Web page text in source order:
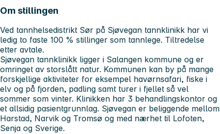
Om stillingen
Ved tannhelsedistrikt Sør på Sjøvegan tannklinikk har vi
ledig to faste 100 % stillinger som tannlege. Tiltredelse
etter avtale.
Sjøvegan tannklinikk ligger i Salangen kommune og er
omringet av storslått natur. Kommunen kan by på mange
forskjellige aktiviteter for eksempel havørnsafari, fiske i
elv og på fjorden, padling samt turer i fjellet så vel
sommer som vinter. Klinikken har 3 behandlingskontor og
et allsidig pasientgrunnlag. Sjøvegan er beliggende mellom
Harstad, Narvik og Tromsø og med nærhet til Lofoten,
Senja og Sverige.